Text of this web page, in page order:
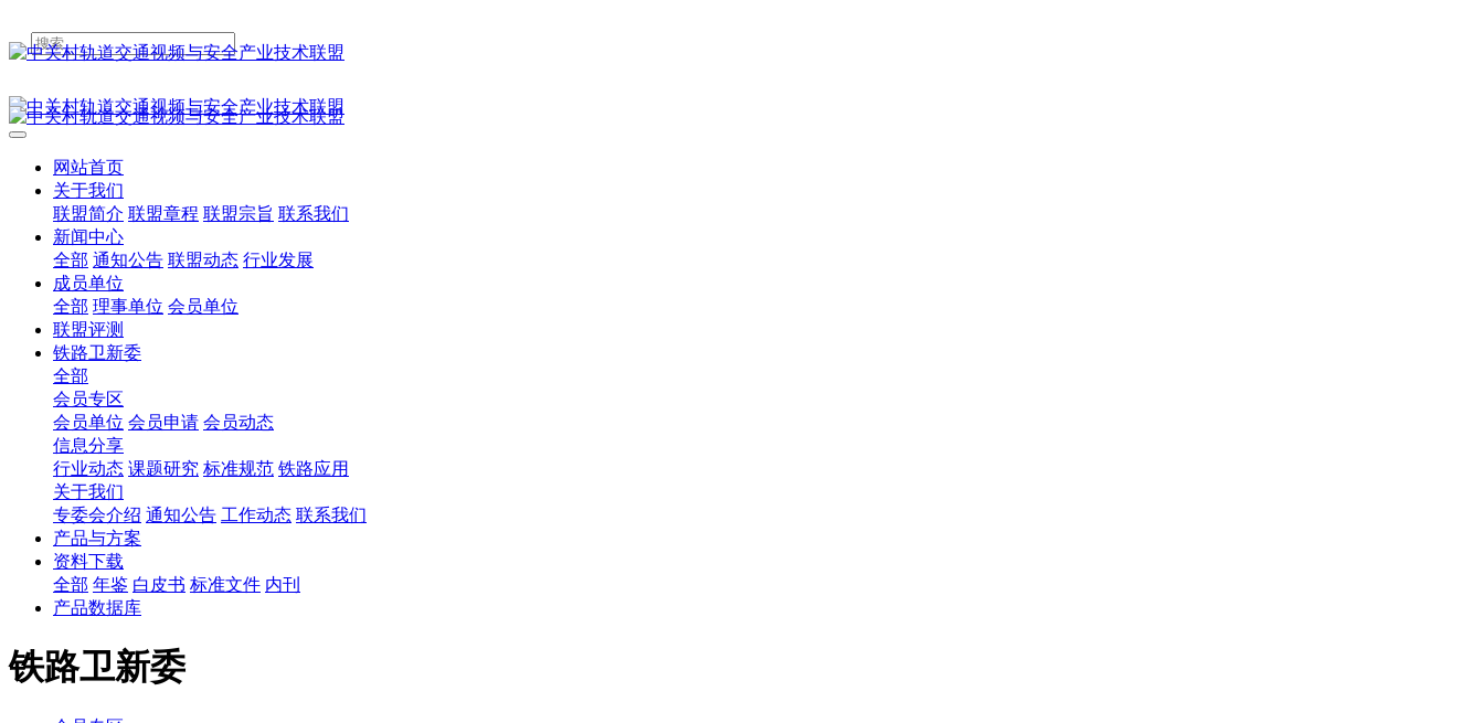
网站首页
关于我们
联盟简介 联盟章程 联盟宗旨 联系我们
新闻中心
全部 通知公告 联盟动态 行业发展
成员单位
全部 理事单位 会员单位
联盟评测
铁路卫新委
全部
会员专区
会员单位 会员申请 会员动态
信息分享
行业动态 课题研究 标准规范 铁路应用
关于我们
专委会介绍 通知公告 工作动态 联系我们
产品与方案
资料下载
全部 年鉴 白皮书 标准文件 内刊
产品数据库
铁路卫新委